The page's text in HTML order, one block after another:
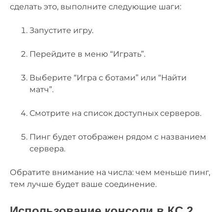
сделать это, выполните следующие шаги:
Запустите игру.
Перейдите в меню “Играть”.
Выберите “Игра с ботами” или “Найти
матч”.
Смотрите на список доступных серверов.
Пинг будет отображен рядом с названием
сервера.
Обратите внимание на числа: чем меньше пинг,
тем лучше будет ваше соединение.